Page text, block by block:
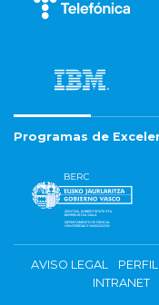
Programas de
AVISO LEGAL
INTRANET